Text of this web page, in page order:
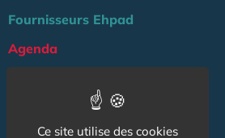
Fournisseurs Ehpad
Agenda
Ce site utilise des cookies